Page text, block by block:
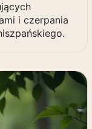
i czerpania